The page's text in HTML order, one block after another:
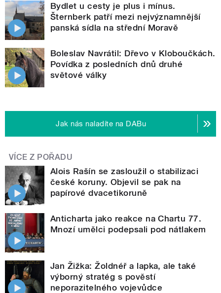
Bydlet u cesty je plus i mínus.
Šternberk patří mezi nejvýznamnější
panská sídla na střední Moravě
Boleslav Navrátil: Dřevo v Kloboučkách.
Povídka z posledních dnů druhé
světové války
Jak nás naladíte na DABu
VÍCE Z POŘADU
Alois Rašín se zasloužil o stabilizaci
české koruny. Objevil se pak na
papírové dvacetikoruně
Anticharta jako reakce na Chartu 77.
Mnozí umělci podepsali pod nátlakem
Jan Žižka: Žoldnéř a lapka, ale také
výborný stratég s pověstí
neporazitelného vojevůdce